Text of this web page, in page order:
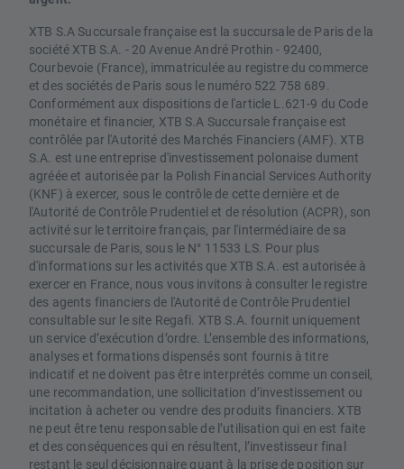
XTB S.A Succursale française est la succursale de Paris de la
société XTB S.A. - 20 Avenue André Prothin - 92400,
Courbevoie (France), immatriculée au registre du commerce
et des sociétés de Paris sous le numéro 522 758 689.
Conformément aux dispositions de l'article L.621-9 du Code
monétaire et financier, XTB S.A Succursale française est
contrôlée par l'Autorité des Marchés Financiers (AMF). XTB
S.A. est une entreprise d'investissement polonaise dument
agréée et autorisée par la Polish Financial Services Authority
(KNF) à exercer, sous le contrôle de cette dernière et de
l'Autorité de Contrôle Prudentiel et de résolution (ACPR), son
activité sur le territoire français, par l'intermédiaire de sa
succursale de Paris, sous le N° 11533 LS. Pour plus
d'informations sur les activités que XTB S.A. est autorisée à
exercer en France, nous vous invitons à consulter le registre
des agents financiers de l'Autorité de Contrôle Prudentiel
consultable sur le site Regafi. XTB S.A. fournit uniquement
un service d’exécution d’ordre. L’ensemble des informations,
analyses et formations dispensés sont fournis à titre
indicatif et ne doivent pas être interprétés comme un conseil,
une recommandation, une sollicitation d’investissement ou
incitation à acheter ou vendre des produits financiers. XTB
ne peut être tenu responsable de l’utilisation qui en est faite
et des conséquences qui en résultent, l’investisseur final
restant le seul décisionnaire quant à la prise de position sur